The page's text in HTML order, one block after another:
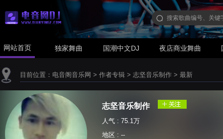
网站首页 独家舞曲 国潮中文DJ 夜店商业舞曲
目前位置： 电音阁音乐网 > 作者专辑 > 志坚音乐制作 > 最新
志坚音乐制作
人气 : 75.1万
地区 : --